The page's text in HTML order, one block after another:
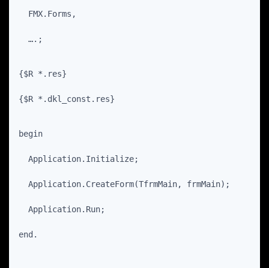
  FMX.Forms,
  ….;
{$R *.res}
{$R *.dkl_const.res}
begin
  Application.Initialize;
  Application.CreateForm(TfrmMain, frmMain);
  Application.Run;
end.